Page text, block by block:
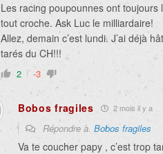
Les racing poupounnes ont
tout croche. Ask Luc le milliardaire!
Allez, demain c’est lundi. J’ai déjà
tarés du CH!!!
2 -3
Bobos fragiles 2 mois il y a
Répondre à Bobos fragiles
Va te coucher papy , c’est trop